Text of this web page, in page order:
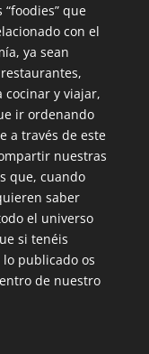
que
con el
ya sean
cocinar y viajar,
ir ordenando
a través de este
nuestras
que, cuando
saber
el universo
si tenéis
publicado os
de nuestro